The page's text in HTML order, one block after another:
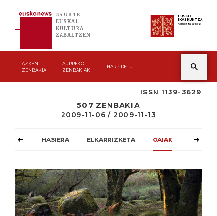
25 URTE
EUSKAL
KULTURA
ZABALTZEN
EUSKO
IKASKUNTZA
Asmoz ta jakitez
AZKEN
ZENBAKIA
AURREKO
ZENBAKIAK
HARPIDETU
ISSN 1139-3629
507 ZENBAKIA
2009-11-06 / 2009-11-13
HASIERA ELKARRIZKETA GAIAK